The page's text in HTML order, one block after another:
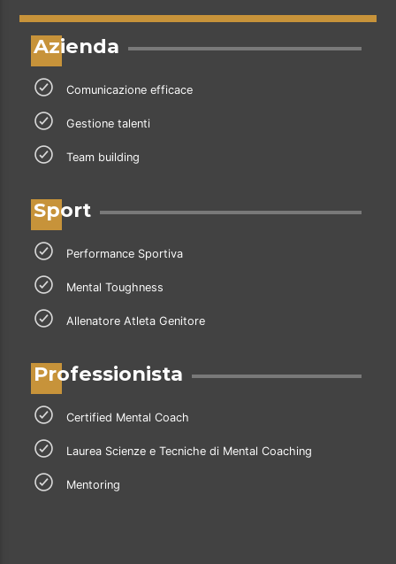
Azienda
Comunicazione efficace
Gestione talenti
Team building
Sport
Performance Sportiva
Mental Toughness
Allenatore Atleta Genitore
Professionista
Certified Mental Coach
Laurea Scienze e Tecniche di Mental Coaching
Mentoring